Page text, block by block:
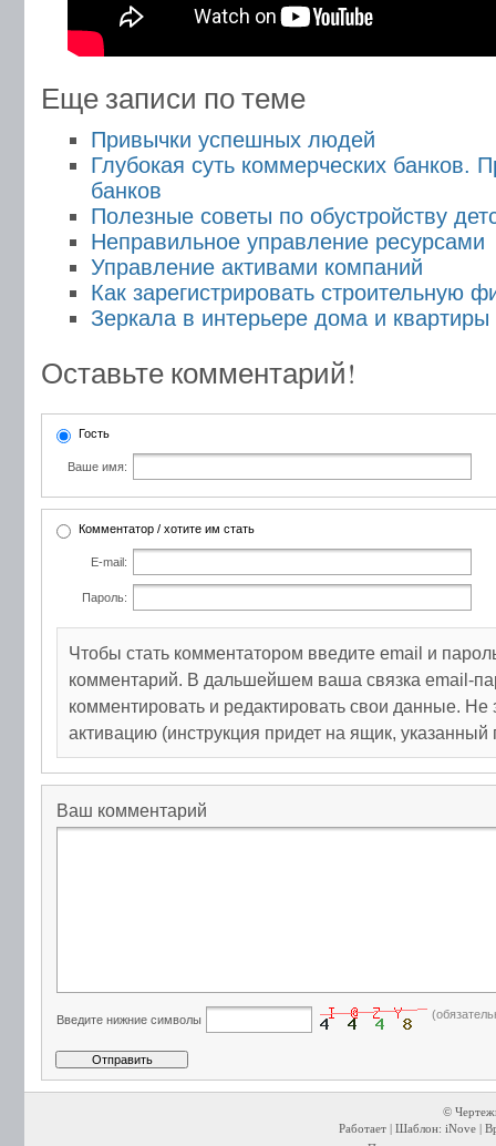
Еще записи по теме
Привычки успешных людей
Глубокая суть коммерческих банков.
банков
Полезные советы по обустройству
Неправильное управление ресурсами
Управление активами компаний
Как зарегистрировать строительную
Зеркала в интерьере дома и квартиры
Оставьте комментарий!
Гость
Ваше имя:
Комментатор / хотите им стать
E-mail:
Пароль:
Чтобы стать комментатором введите email и
комментарий. В дальшейшем ваша связка email-
комментировать и редактировать свои данные. Не
активацию (инструкция придет на ящик, указанный
Ваш комментарий
Введите нижние символы
©
Работает | Шаблон: iNove |